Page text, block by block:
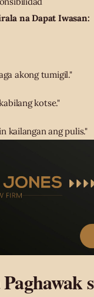
na Dapat Iwasan:
akong tumigil."
kotse."
kailangan ang pulis."